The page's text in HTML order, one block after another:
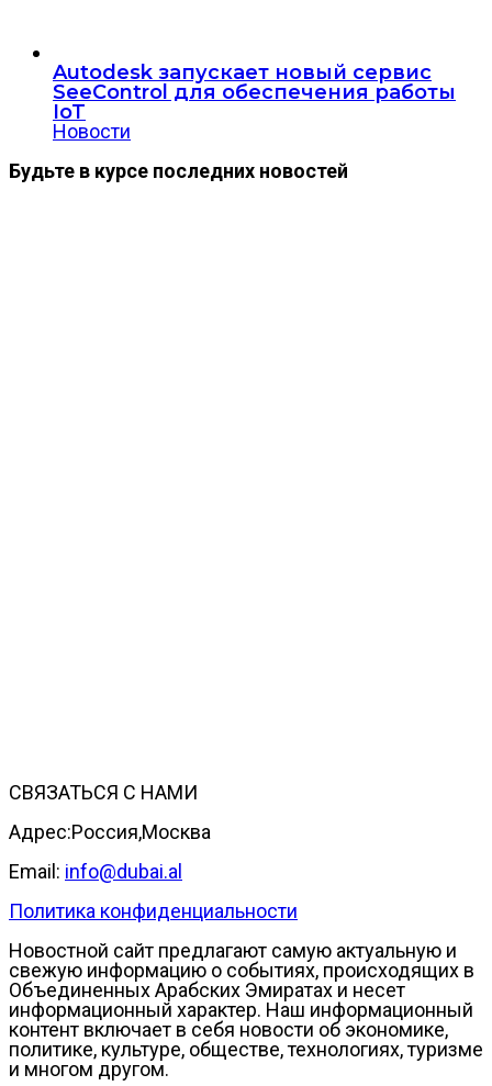
Autodesk запускает новый сервис
SeeControl для обеспечения работы
IoT
Новости
Будьте в курсе последних новостей
СВЯЗАТЬСЯ С НАМИ
Адрес:Россия,Москва
Email: info@dubai.al
Политика конфиденциальности
Новостной сайт предлагают самую актуальную и
свежую информацию о событиях, происходящих в
Объединенных Арабских Эмиратах и несет
информационный характер. Наш информационный
контент включает в себя новости об экономике,
политике, культуре, обществе, технологиях, туризме
и многом другом.